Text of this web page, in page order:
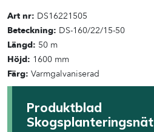
Art nr: DS16221505
Beteckning: DS-160/22/15-50
Längd: 50 m
Höjd: 1600 mm
Färg: Varmgalvaniserad
Produktblad
Skogsplanteringsnät